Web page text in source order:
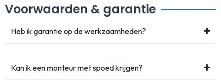
Voorwaarden & garantie
Heb ik garantie op de werkzaamheden?
Kan ik een monteur met spoed krijgen?